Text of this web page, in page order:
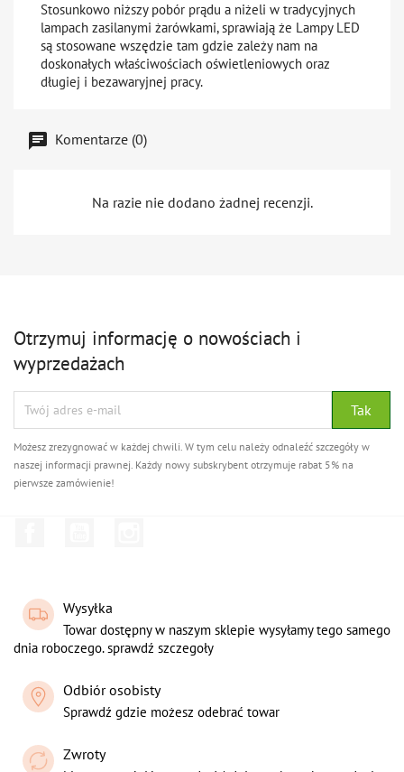
Stosunkowo niższy pobór prądu a niżeli w tradycyjnych
lampach zasilanymi żarówkami, sprawiają że Lampy LED
są stosowane wszędzie tam gdzie zależy nam na
doskonałych właściwościach oświetleniowych oraz
długiej i bezawaryjnej pracy.
Komentarze (0)
Na razie nie dodano żadnej recenzji.
Otrzymuj informację o nowościach i
wyprzedażach
Możesz zrezygnować w każdej chwili. W tym celu należy odnaleźć szczegóły w
naszej informacji prawnej. Każdy nowy subskrybent otrzymuje rabat 5% na
pierwsze zamówienie!
Wysyłka
Towar dostępny w naszym sklepie wysyłamy tego samego
dnia roboczego. sprawdź szczegoły
Odbiór osobisty
Sprawdź gdzie możesz odebrać towar
Zwroty